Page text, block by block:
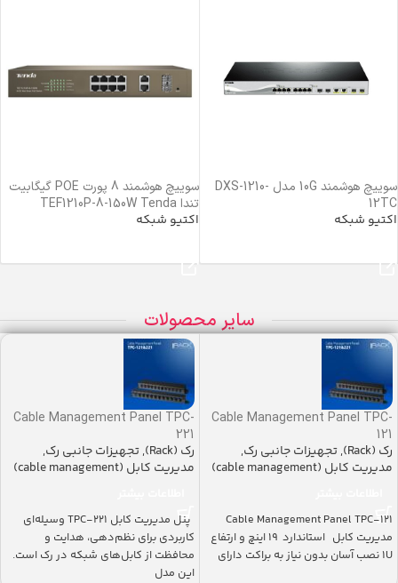
سوییچ هوشمند 10G مدل DXS-1210-
12TC
اکتیو شبکه
سوییچ هوشمند 8 پورت POE گیگابیت
تندا TEF1210P-8-150W Tenda
اکتیو شبکه
سایر محصولات
Cable Management Panel TPC-
121
رک (Rack) ,تجهیزات جانبی رک,
مدیریت کابل (cable management)
Cable Management Panel TPC-121
مدیریت کابل استاندارد ۱۹ اینچ و ارتفاع
1U نصب آسان بدون نیاز به براکت دارای
Cable Management Panel TPC-
221
رک (Rack) ,تجهیزات جانبی رک,
مدیریت کابل (cable management)
پنل مدیریت کابل TPC-221 وسیله‌ای
کاربردی برای نظم‌دهی، هدایت و
محافظت از کابل‌های شبکه در رک است.
این مدل